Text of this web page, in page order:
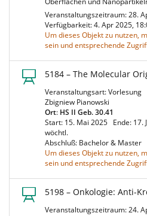
Veranstaltungszeitraum: 28.
Verfügbarkeit: 4. Apr 2025,
Um dieses Objekt zu nutzen,
sein und entsprechende
5184 – The Molecular
Veranstaltungsart: Vorlesung
Zbigniew Pianowski
Ort: HS II Geb. 30.41
Start: 15. Mai 2025 Ende: 17.
wöchtl.
Abschluß: Bachelor & Master
Um dieses Objekt zu nutzen,
sein und entsprechende
5198 – Onkologie: Anti-
Veranstaltungszeitraum: 24.